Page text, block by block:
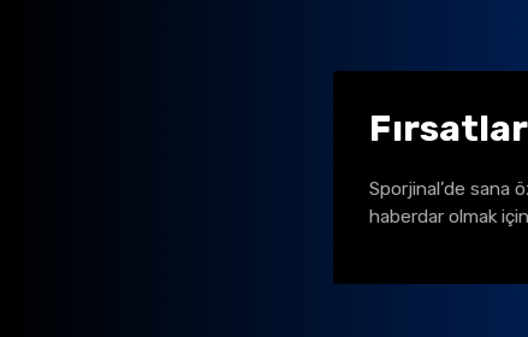
Sporjinal’de sana
haberdar olmak